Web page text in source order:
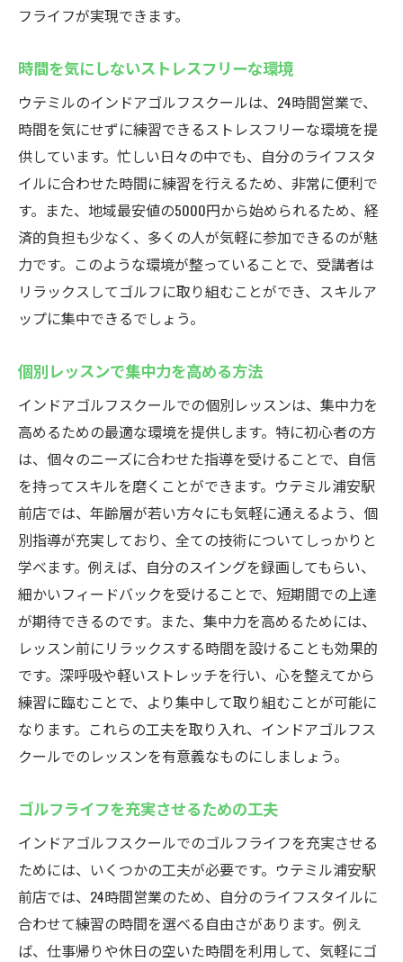
フライフが実現できます。
時間を気にしないストレスフリーな環境
ウテミルのインドアゴルフスクールは、24時間営業で、
時間を気にせずに練習できるストレスフリーな環境を提
供しています。忙しい日々の中でも、自分のライフスタ
イルに合わせた時間に練習を行えるため、非常に便利で
す。また、地域最安値の5000円から始められるため、経
済的負担も少なく、多くの人が気軽に参加できるのが魅
力です。このような環境が整っていることで、受講者は
リラックスしてゴルフに取り組むことができ、スキルア
ップに集中できるでしょう。
個別レッスンで集中力を高める方法
インドアゴルフスクールでの個別レッスンは、集中力を
高めるための最適な環境を提供します。特に初心者の方
は、個々のニーズに合わせた指導を受けることで、自信
を持ってスキルを磨くことができます。ウテミル浦安駅
前店では、年齢層が若い方々にも気軽に通えるよう、個
別指導が充実しており、全ての技術についてしっかりと
学べます。例えば、自分のスイングを録画してもらい、
細かいフィードバックを受けることで、短期間での上達
が期待できるのです。また、集中力を高めるためには、
レッスン前にリラックスする時間を設けることも効果的
です。深呼吸や軽いストレッチを行い、心を整えてから
練習に臨むことで、より集中して取り組むことが可能に
なります。これらの工夫を取り入れ、インドアゴルフス
クールでのレッスンを有意義なものにしましょう。
ゴルフライフを充実させるための工夫
インドアゴルフスクールでのゴルフライフを充実させる
ためには、いくつかの工夫が必要です。ウテミル浦安駅
前店では、24時間営業のため、自分のライフスタイルに
合わせて練習の時間を選べる自由さがあります。例え
ば、仕事帰りや休日の空いた時間を利用して、気軽にゴ